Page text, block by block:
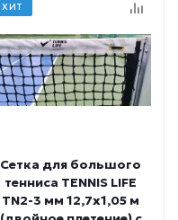
ХИТ
Сетка для большого
тенниса TENNIS LIFE
TN2-3 мм 12,7х1,05 м